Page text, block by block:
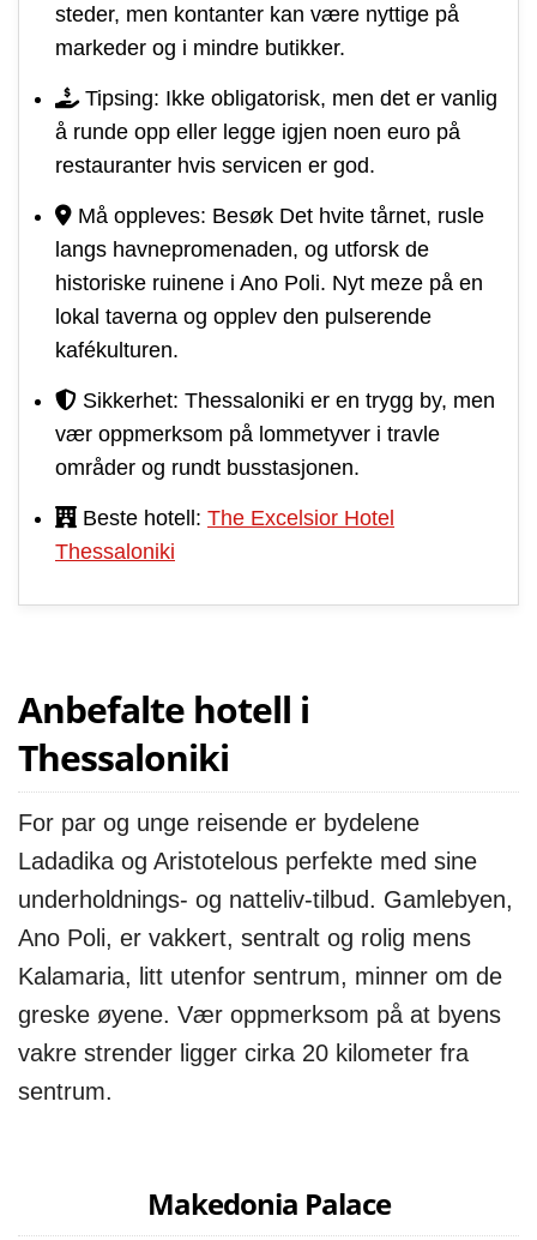
steder, men kontanter kan være nyttige på
markeder og i mindre butikker.
Tipsing: Ikke obligatorisk, men det er vanlig
å runde opp eller legge igjen noen euro på
restauranter hvis servicen er god.
Må oppleves: Besøk Det hvite tårnet, rusle
langs havnepromenaden, og utforsk de
historiske ruinene i Ano Poli. Nyt meze på en
lokal taverna og opplev den pulserende
kafékulturen.
Sikkerhet: Thessaloniki er en trygg by, men
vær oppmerksom på lommetyver i travle
områder og rundt busstasjonen.
Beste hotell: The Excelsior Hotel
Thessaloniki
Anbefalte hotell i
Thessaloniki
For par og unge reisende er bydelene
Ladadika og Aristotelous perfekte med sine
underholdnings- og natteliv-tilbud. Gamlebyen,
Ano Poli, er vakkert, sentralt og rolig mens
Kalamaria, litt utenfor sentrum, minner om de
greske øyene. Vær oppmerksom på at byens
vakre strender ligger cirka 20 kilometer fra
sentrum.
Makedonia Palace